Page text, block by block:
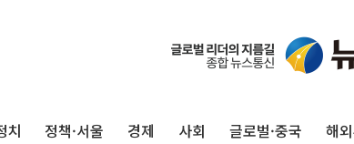
치 정책·서울 경제 사회 글로벌·중국 해
'